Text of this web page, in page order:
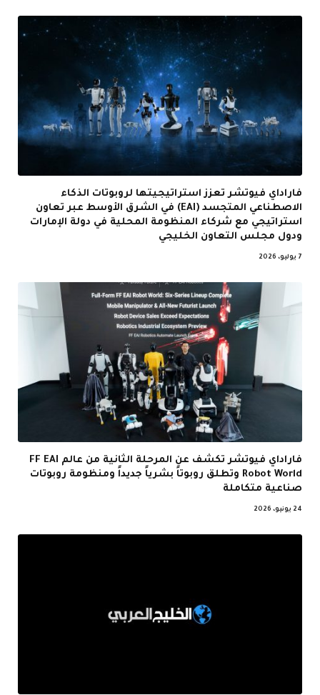
فاراداي فيوتشر تعزز استراتيجيتها لروبوتات الذكاء
الاصطناعي المتجسد (EAI) في الشرق الأوسط عبر تعاون
استراتيجي مع شركاء المنظومة المحلية في دولة الإمارات
ودول مجلس التعاون الخليجي
7 يوليو، 2026
فاراداي فيوتشر تكشف عن المرحلة الثانية من عالم FF EAI
Robot World وتطلق روبوتاً بشرياً جديداً ومنظومة روبوتات
صناعية متكاملة
24 يونيو، 2026